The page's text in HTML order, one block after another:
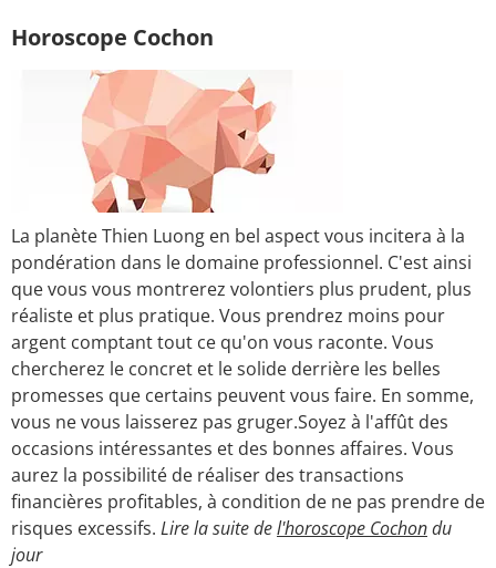
Horoscope Cochon
La planète Thien Luong en bel aspect vous incitera à la
pondération dans le domaine professionnel. C'est ainsi
que vous vous montrerez volontiers plus prudent, plus
réaliste et plus pratique. Vous prendrez moins pour
argent comptant tout ce qu'on vous raconte. Vous
chercherez le concret et le solide derrière les belles
promesses que certains peuvent vous faire. En somme,
vous ne vous laisserez pas gruger.Soyez à l'affût des
occasions intéressantes et des bonnes affaires. Vous
aurez la possibilité de réaliser des transactions
financières profitables, à condition de ne pas prendre de
risques excessifs. Lire la suite del'horoscope Cochondu
jour